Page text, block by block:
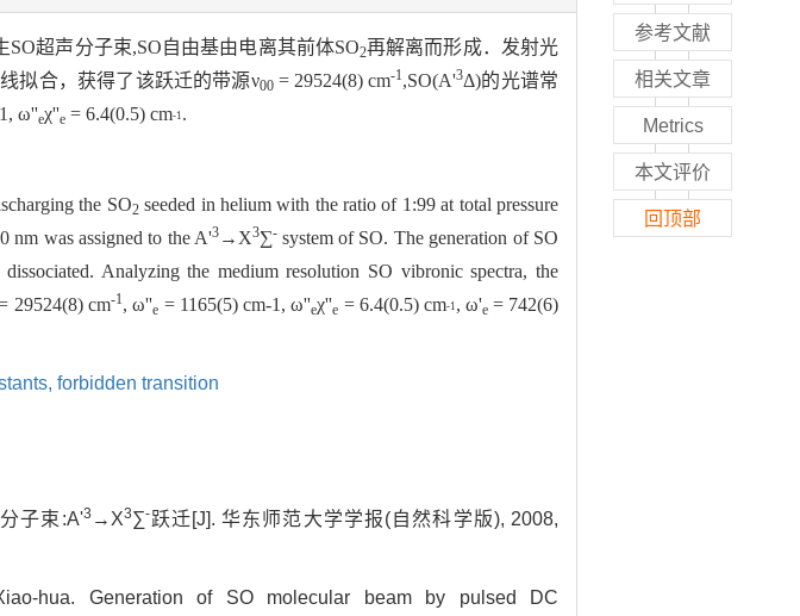
SO超声分子束,SO自由基由电离其前体SO2再解离而形成．发射光
拟合，获得了该跃迁的带源ν00= 29524(8) cm-1,SO(A'3Δ)的光谱常
ω''eχ''e = 6.4(0.5) cm-1 .
the SO2seeded in helium with the ratio of 1:99 at total pressure
nm was assigned to the A'3 →X3∑- system of SO. The generation of SO
dissociated. Analyzing the medium resolution SO vibronic spectra, the
29524(8) cm-1, ω''e = 1165(5) cm-1, ω''eχ''e = 6.4(0.5) cm-1 , ω'e = 742(6)
forbidden transition
子束:A'3 →X3∑-跃迁[J]. 华东师范大学学报(自然科学版), 2008,
hua. Generation of SO molecular beam by pulsed DC
参考文献
相关文章
Metrics
本文评价
回顶部